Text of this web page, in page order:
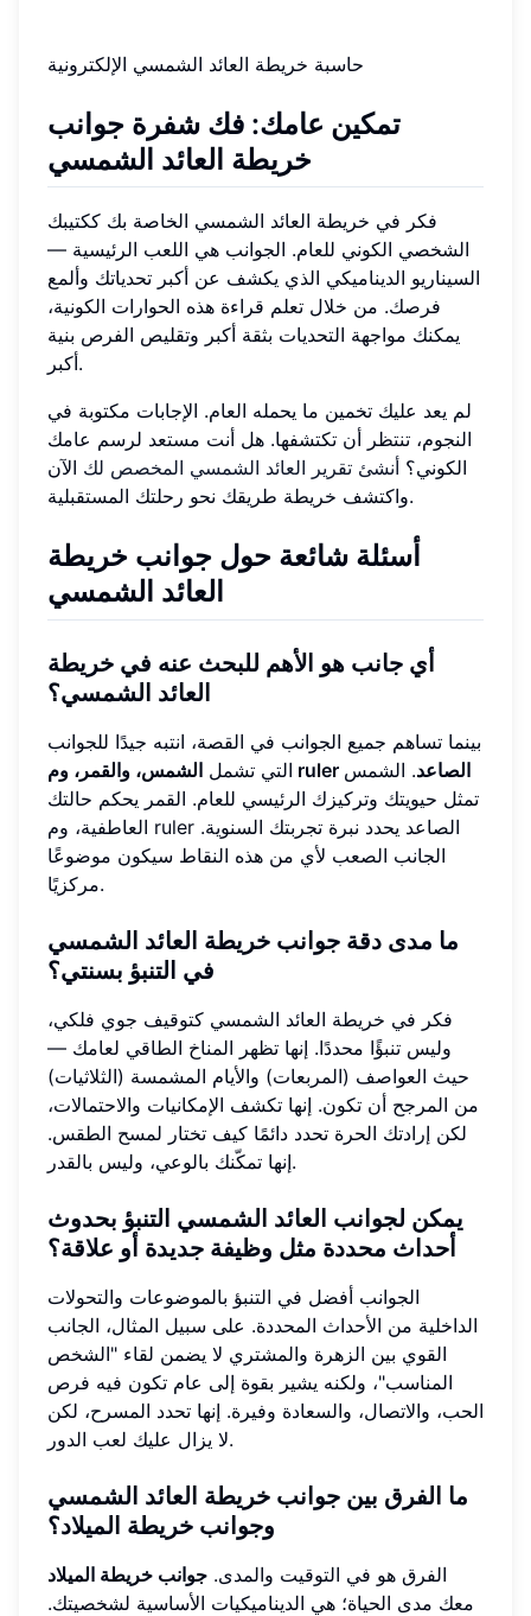
حاسبة خريطة العائد الشمسي الإلكترونية
تمكين عامك: فك شفرة جوانب
خريطة العائد الشمسي
فكر في خريطة العائد الشمسي الخاصة بك ككتيبك
الشخصي الكوني للعام. الجوانب هي اللعب الرئيسية —
السيناريو الديناميكي الذي يكشف عن أكبر تحدياتك وألمع
فرصك. من خلال تعلم قراءة هذه الحوارات الكونية،
يمكنك مواجهة التحديات بثقة أكبر وتقليص الفرص بنية
أكبر.
لم يعد عليك تخمين ما يحمله العام. الإجابات مكتوبة في
النجوم، تنتظر أن تكتشفها. هل أنت مستعد لرسم عامك
الكوني؟ أنشئ تقرير العائد الشمسي المخصص لك الآن
واكتشف خريطة طريقك نحو رحلتك المستقبلية.
أسئلة شائعة حول جوانب خريطة
العائد الشمسي
أي جانب هو الأهم للبحث عنه في خريطة
العائد الشمسي؟
بينما تساهم جميع الجوانب في القصة، انتبه جيدًا للجوانب
التي تشمل
الشمس، والقمر، وم ruler الصاعد. الشمس
تمثل حيويتك وتركيزك الرئيسي للعام. القمر يحكم حالتك
العاطفية، وم ruler الصاعد يحدد نبرة تجربتك السنوية.
الجانب الصعب لأي من هذه النقاط سيكون موضوعًا
مركزيًا.
ما مدى دقة جوانب خريطة العائد الشمسي
في التنبؤ بسنتي؟
فكر في خريطة العائد الشمسي كتوقيف جوي فلكي،
وليس تنبؤًا محددًا. إنها تظهر المناخ الطاقي لعامك —
حيث العواصف (المربعات) والأيام المشمسة (الثلاثيات)
من المرجح أن تكون. إنها تكشف الإمكانيات والاحتمالات،
لكن إرادتك الحرة تحدد دائمًا كيف تختار لمسح الطقس.
إنها تمكّنك بالوعي، وليس بالقدر.
يمكن لجوانب العائد الشمسي التنبؤ بحدوث
أحداث محددة مثل وظيفة جديدة أو علاقة؟
الجوانب أفضل في التنبؤ بالموضوعات والتحولات
الداخلية من الأحداث المحددة. على سبيل المثال، الجانب
القوي بين الزهرة والمشتري لا يضمن لقاء "الشخص
المناسب"، ولكنه يشير بقوة إلى عام تكون فيه فرص
الحب، والاتصال، والسعادة وفيرة. إنها تحدد المسرح، لكن
لا يزال عليك لعب الدور.
ما الفرق بين جوانب خريطة العائد الشمسي
وجوانب خريطة الميلاد؟
الفرق هو في التوقيت والمدى. جوانب خريطة الميلاد
معك مدى الحياة؛ هي الديناميكيات الأساسية لشخصيتك.